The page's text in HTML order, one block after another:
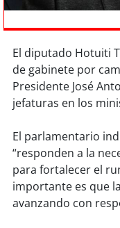
soyiquique
calama
soyantofagasta
valparaíso
soyquillota
El diputado Hotuiti
de gabinete por
Presidente José
jefaturas en los
El parlamentario
“responden a la
para fortalecer el
importante es que
avanzando con